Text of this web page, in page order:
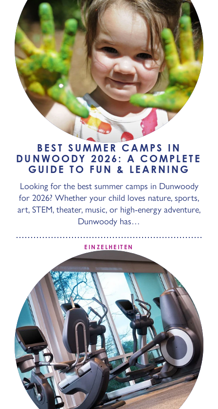
BEST SUMMER CAMPS IN
DUNWOODY 2026: A COMPLETE
GUIDE TO FUN & LEARNING
Looking for the best summer camps in Dunwoody
for 2026? Whether your child loves nature, sports,
art, STEM, theater, music, or high-energy adventure,
Dunwoody has…
EINZELHEITEN